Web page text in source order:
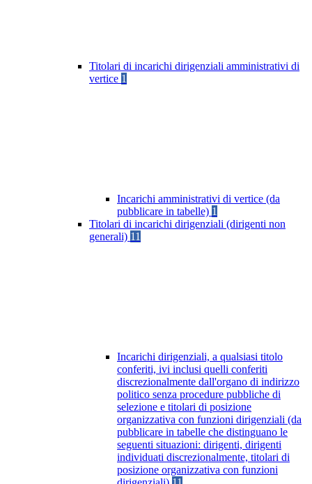
Titolari di incarichi dirigenziali amministrativi di
vertice 1
Incarichi amministrativi di vertice (da
pubblicare in tabelle) 1
Titolari di incarichi dirigenziali (dirigenti non
generali) 11
Incarichi dirigenziali, a qualsiasi titolo
conferiti, ivi inclusi quelli conferiti
discrezionalmente dall'organo di indirizzo
politico senza procedure pubbliche di
selezione e titolari di posizione
organizzativa con funzioni dirigenziali (da
pubblicare in tabelle che distinguano le
seguenti situazioni: dirigenti, dirigenti
individuati discrezionalmente, titolari di
posizione organizzativa con funzioni